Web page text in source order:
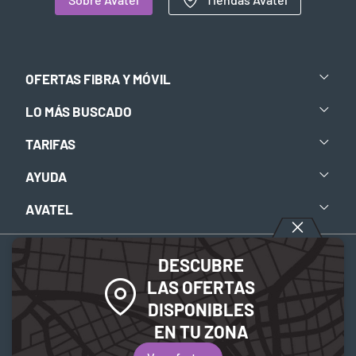
DESCUBRE
LAS OFERTAS
DISPONIBLES
EN TU ZONA
OFERTAS FIBRA Y MÓVIL
LO MÁS BUSCADO
TARIFAS
AYUDA
AVATEL
Política de privacidad-Política de Cookies
© 2026 Avatel Telecom. Todos los derechos reservados.